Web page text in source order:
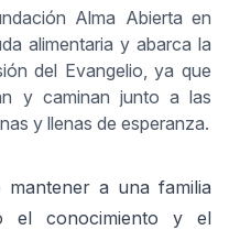
Alma Abierta en
alimentaria y abarca la
del Evangelio, ya que
y caminan junto a las
y llenas de esperanza.
a una familia
el conocimiento y el